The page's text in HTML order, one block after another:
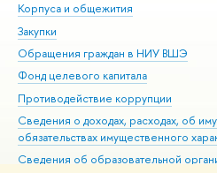
Корпуса и общежития
Закупки
Обращения граждан в НИУ ВШЭ
Фонд целевого капитала
Противодействие коррупции
Сведения о доходах, расходах, об
обязательствах имущественного
Сведения об образовательной